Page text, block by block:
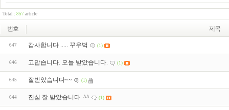
Total : 857 article
번호 제목
647 감사합니다 ..... 꾸우벅 (1)
646 고맙습니다. 오늘 받았습니다. (1)
645 잘받았습니다~~ (1)
644 진심 잘 받았습니다. ^^ (1)